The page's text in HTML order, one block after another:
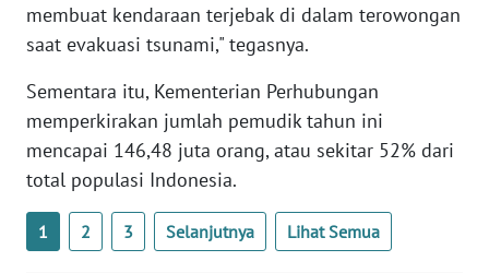
membuat kendaraan terjebak di dalam terowongan
saat evakuasi tsunami," tegasnya.
Sementara itu, Kementerian Perhubungan
memperkirakan jumlah pemudik tahun ini
mencapai 146,48 juta orang, atau sekitar 52% dari
total populasi Indonesia.
1 2 3 Selanjutnya Lihat Semua
WN
WN
PAPUA
BARAT
RIAU